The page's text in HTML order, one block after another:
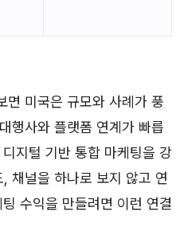
면 미국은 규모와 사례가 풍
행사와 플랫폼 연계가 빠릅
지털 기반 통합 마케팅을 강
채널을 하나로 보지 않고 연
수익을 만들려면 이런 연결